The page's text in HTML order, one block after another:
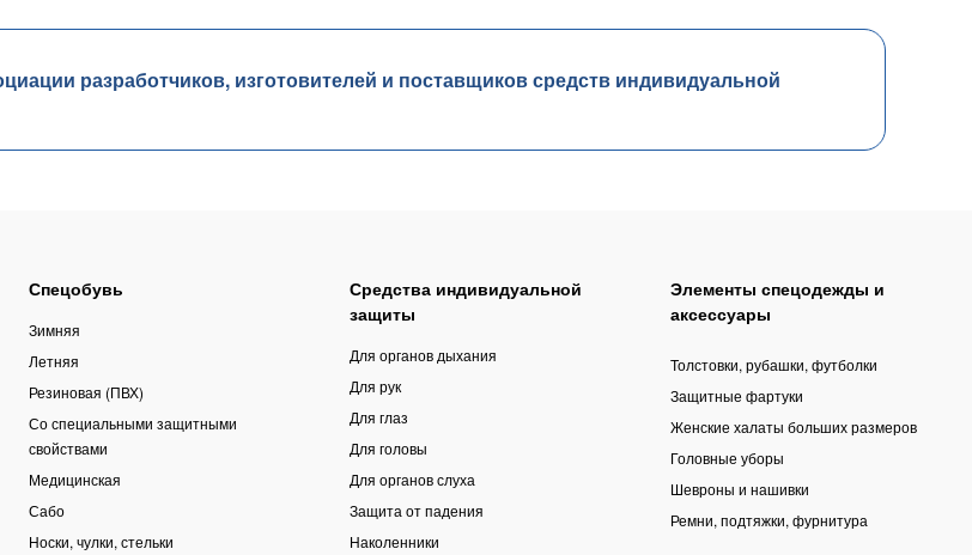
разработчиков, изготовителей и поставщиков средств индивидуальной
Спецобувь
Зимняя
Летняя
Резиновая (ПВХ)
Со специальными защитными
свойствами
Медицинская
Сабо
Носки, чулки, стельки
Средства индивидуальной
защиты
Для органов дыхания
Для рук
Для глаз
Для головы
Для органов слуха
Защита от падения
Наколенники
Элементы спецодежды и
аксессуары
Толстовки, рубашки, футболки
Защитные фартуки
Женские халаты больших размеров
Головные уборы
Шевроны и нашивки
Ремни, подтяжки, фурнитура